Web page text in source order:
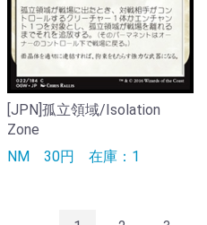
[JPN]孤立領域/Isolation
Zone
NM 30円 在庫：1